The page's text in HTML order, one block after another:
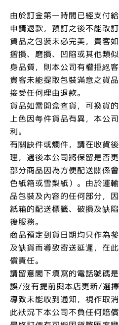
由於訂金第一時間已經支付
申請退款，預訂之後不能改訂
貨品之包裝未必完美，貴客
摺損、磨損、凹陷或其他類
身品質，則本公司有權拒絕
貴客未能提取包裝滿意之貨
接受任何理由退款。
貨品如需開盒查貨，可換貨
上色因每件貨品有異，本公
利。
有關缺件或爛件，請在收貨
理，過後本公司將保留是否更
部分商品因為方便配送關係
色紙箱或雪梨紙）。由於運
品包裝及內容的任何部分，
紙箱的配送標籤、破損及缺
後服務。
商品預定到貨日期均只作為
及缺貨而導致寄送延遲，在
償責任。
請留意閣下填寫的電話號碼
誤/沒有提前與本店更新/選
導致未能收到通知，視作取
此狀況下本公司不負任何賠償